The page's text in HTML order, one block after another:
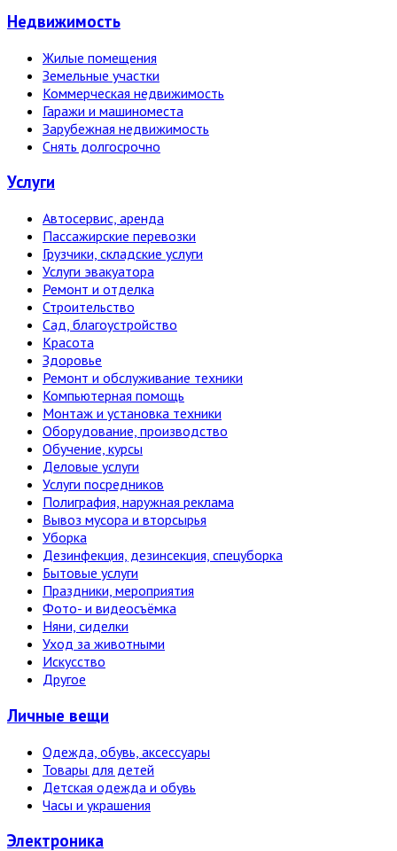
Недвижи­мость
Жилые помещения
Земельные участки
Коммерческая недвижимость
Гаражи и машиноместа
Зарубежная недвижимость
Снять долгосрочно
Услуги
Автосервис, аренда
Пассажирские перевозки
Грузчики, складские услуги
Услуги эвакуатора
Ремонт и отделка
Строительство
Сад, благоустройство
Красота
Здоровье
Ремонт и обслуживание техники
Компьютерная помощь
Монтаж и установка техники
Оборудование, производство
Обучение, курсы
Деловые услуги
Услуги посредников
Полиграфия, наружная реклама
Вывоз мусора и вторсырья
Уборка
Дезинфекция, дезинсекция, спецуборка
Бытовые услуги
Праздники, мероприятия
Фото- и видеосъёмка
Няни, сиделки
Уход за животными
Искусство
Другое
Личные вещи
Одежда, обувь, аксессуары
Товары для детей
Детская одежда и обувь
Часы и украшения
Электро­ника